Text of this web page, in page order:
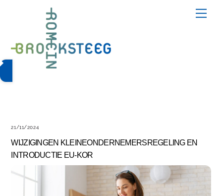
21/11/2024
WIJZIGINGEN KLEINEONDERNEMERSREGELING EN
INTRODUCTIE EU-KOR